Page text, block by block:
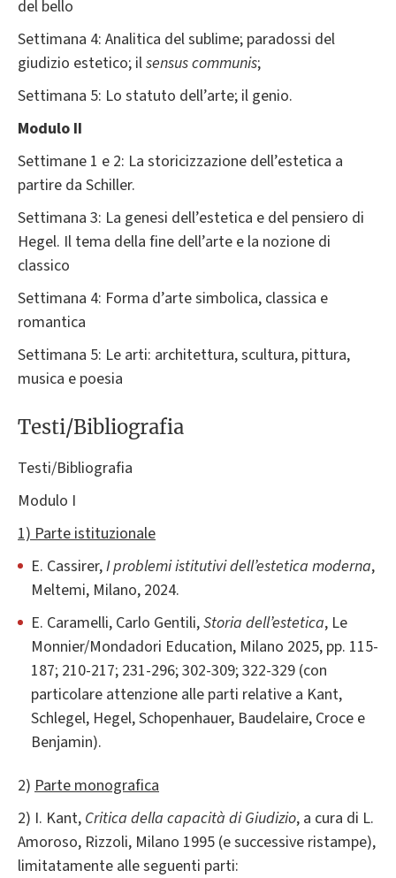
del bello
Settimana 4: Analitica del sublime; paradossi del
giudizio estetico; ilsensus communis;
Settimana 5: Lo statuto dell’arte; il genio.
Modulo II
Settimane 1 e 2: La storicizzazione dell’estetica a
partire da Schiller.
Settimana 3: La genesi dell’estetica e del pensiero di
Hegel. Il tema della fine dell’arte e la nozione di
classico
Settimana 4: Forma d’arte simbolica, classica e
romantica
Settimana 5: Le arti: architettura, scultura, pittura,
musica e poesia
Testi/Bibliografia
Testi/Bibliografia
Modulo I
1) Parte istituzionale
E. Cassirer,I problemi istitutivi dell’estetica moderna,
Meltemi, Milano, 2024.
E. Caramelli, Carlo Gentili,Storia dell’estetica, Le
Monnier/Mondadori Education, Milano 2025, pp. 115-
187; 210-217; 231-296; 302-309; 322-329 (con
particolare attenzione alle parti relative a Kant,
Schlegel, Hegel, Schopenhauer, Baudelaire, Croce e
Benjamin).
2) Parte monografica
2) I. Kant, Critica della capacità di Giudizio, a cura di L.
Amoroso, Rizzoli, Milano 1995 (e successive ristampe),
limitatamente alle seguenti parti: